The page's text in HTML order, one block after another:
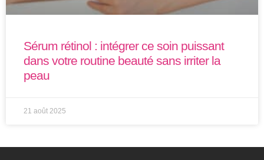
Sérum rétinol : intégrer ce soin puissant
dans votre routine beauté sans irriter la
peau
21 août 2025